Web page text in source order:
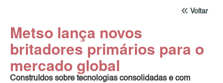
Voltar
Metso lança novos
britadores primários para o
mercado global
Construídos sobre tecnologias consolidadas e com